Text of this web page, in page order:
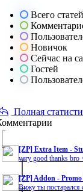
Всего статей
Новичок
Сейчас на
Гостей
Полная
[ZP] Extra Item -
very good thanks bro
[ZP] Addon - Promo
Вижу ты постарался